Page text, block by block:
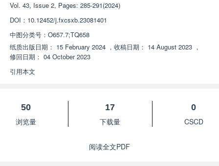
Vol. 43, Issue 2, Pages: 285-291(2024)
DOI： 10.12452/j.fxcsxb.23081401
中图分类号： O657.7;TQ658
纸质出版日期： 15 February 2024 ， 收稿日期： 14 August 2023 ，
修回日期： 04 October 2023
引用本文
50
浏览量
17
下载量
0
CSCD
阅读全文PDF